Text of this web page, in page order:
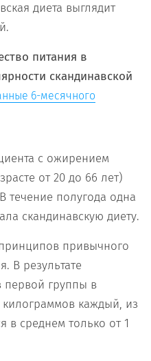
диета выглядит
питания в
скандинавской
6-месячного
с ожирением
от 20 до 66 лет)
течение полугода одна
скандинавскую диету.
привычного
В результате
первой группы в
каждый, из
в среднем только от 1